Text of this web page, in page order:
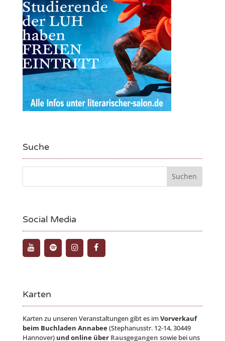
Suche
Social Media
Karten
Karten zu unseren Veranstaltungen gibt es imVorverkauf
beim Buchladen Annabee(Stephanusstr. 12-14, 30449
Hannover) und online über Rausgegangen sowie bei uns